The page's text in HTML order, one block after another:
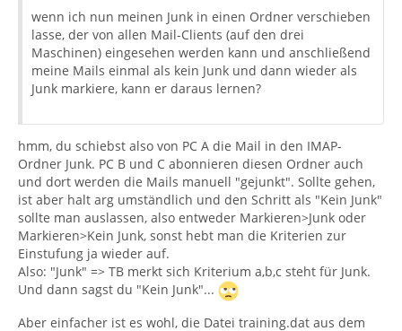
wenn ich nun meinen Junk in einen Ordner verschieben
lasse, der von allen Mail-Clients (auf den drei
Maschinen) eingesehen werden kann und anschließend
meine Mails einmal als kein Junk und dann wieder als
Junk markiere, kann er daraus lernen?
hmm, du schiebst also von PC A die Mail in den IMAP-
Ordner Junk. PC B und C abonnieren diesen Ordner auch
und dort werden die Mails manuell "gejunkt". Sollte gehen,
ist aber halt arg umständlich und den Schritt als "Kein Junk"
sollte man auslassen, also entweder Markieren>Junk oder
Markieren>Kein Junk, sonst hebt man die Kriterien zur
Einstufung ja wieder auf.
Also: "Junk" => TB merkt sich Kriterium a,b,c steht für Junk.
Und dann sagst du "Kein Junk"...
Aber einfacher ist es wohl, die Datei training.dat aus dem